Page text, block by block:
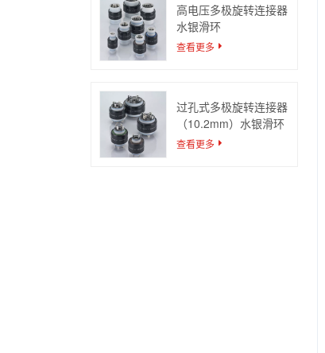
高电压多极旋转连接器
水银滑环
查看更多
过孔式多极旋转连接器
（10.2mm）水银滑环
查看更多